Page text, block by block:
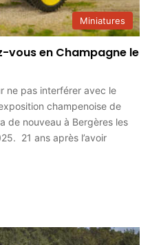
Miniatures
vous en Champagne le
ne pas interférer avec le
champenoise de
de nouveau à Bergères les
21 ans après l’avoir